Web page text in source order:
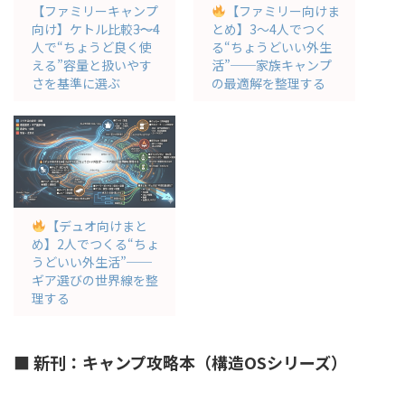
【ファミリーキャンプ
向け】ケトル比較――3〜4
人で“ちょうど良く使
える”容量と扱いやす
さを基準に選ぶ
【ファミリー向けま
とめ】3〜4人でつく
る“ちょうどいい外生
活”──家族キャンプ
の最適解を整理する
【デュオ向けまと
め】2人でつくる“ちょ
うどいい外生活”──
ギア選びの世界線を整
理する
■ 新刊：キャンプ攻略本（構造OSシリーズ）